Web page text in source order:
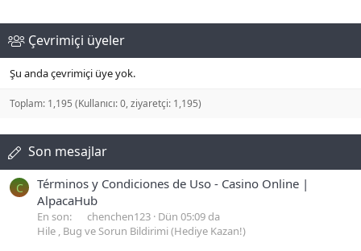
Çevrimiçi üyeler
Şu anda çevrimiçi üye yok.
Toplam: 1,195 (Kullanıcı: 0, ziyaretçi: 1,195)
Son mesajlar
C
Términos y Condiciones de Uso - Casino Online |
AlpacaHub
En son: chenchen123 Dün 05:09 da
Hile , Bug ve Sorun Bildirimi (Hediye Kazan!)